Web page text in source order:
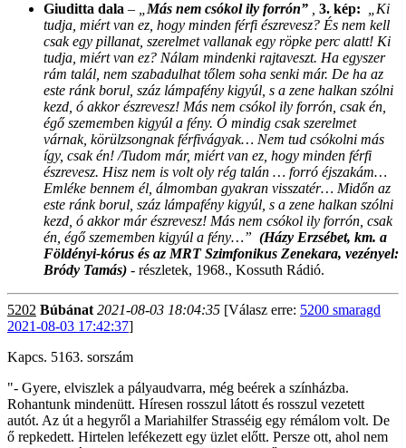
Giuditta dala – „ Más nem csókol ily forrón” 3. kép:
„Ki
tudja, miért van ez, hogy minden férfi észrevesz? És nem kell
csak egy pillanat, szerelmet vallanak egy röpke perc alatt! Ki
tudja, miért van ez? Nálam mindenki rajtaveszt. Ha egyszer
rám talál, nem szabadulhat tőlem soha senki már. De ha az
este ránk borul, száz lámpafény kigyúl, s a zene halkan szólni
kezd, ó akkor észrevesz! Más nem csókol ily forrón, csak én,
égő szememben kigyúl a fény. Ó mindig csak szerelmet
várnak, körülzsongnak férfivágyak… Nem tud csókolni más
így, csak én! /Tudom már, miért van ez, hogy minden férfi
észrevesz. Hisz nem is volt oly rég talán … forró éjszakám…
Emléke bennem él, álmomban gyakran visszatér… Midőn az
este ránk borul, száz lámpafény kigyúl, s a zene halkan szólni
kezd, ó akkor már észrevesz! Más nem csókol ily forrón, csak
én, égő szememben kigyúl a fény…” (Házy Erzsébet, km. a
Földényi-kórus és az MRT Szimfonikus Zenekara, vezényel:
Bródy Tamás) - részletek, 1968., Kossuth Rádió.
5202 Búbánat 2021-08-03 18:04:35 [Válasz erre: 5200 smaragd
2021-08-03 17:42:37]
Kapcs. 5163. sorszám
"- Gyere, elviszlek a pályaudvarra, még beérek a színházba.
Rohantunk mindenütt. Híresen rosszul látott és rosszul vezetett
autót. Az út a hegyről a Mariahilfer Strasséig egy rémálom volt. De
ő repkedett. Hirtelen lefékezett egy üzlet előtt. Persze ott, ahol nem